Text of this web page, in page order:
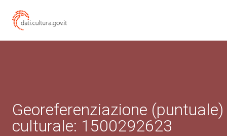
Georeferenziazione
culturale: 1500292623